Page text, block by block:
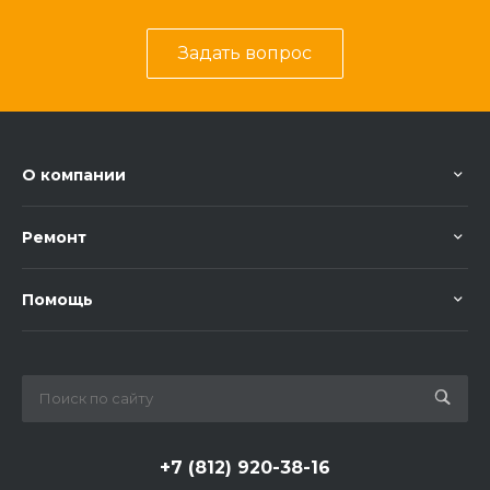
Задать вопрос
О компании
Ремонт
Помощь
+7 (812) 920-38-16